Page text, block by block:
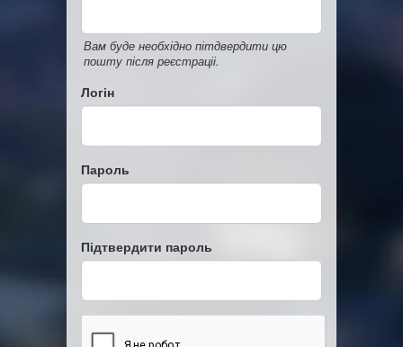
Вам буде необхідно пітдвердити цю
пошту після реєстраціі.
Логін
Пароль
Підтвердити пароль